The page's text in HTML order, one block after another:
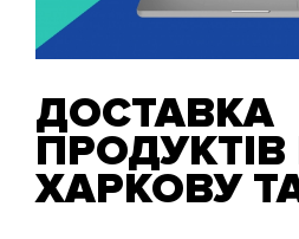
ДОСТАВКА
ХАРКОВУ